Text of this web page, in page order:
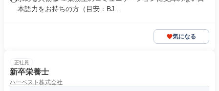
本語力をお持ちの方（目安：BJ...
気になる
正社員
新卒栄養士
ハーベスト株式会社